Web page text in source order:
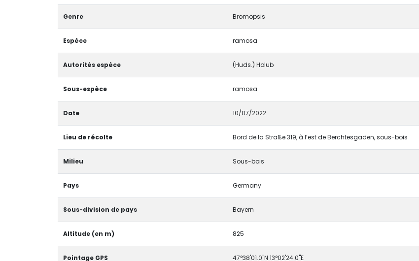
Genre Bromopsis
Espèce ramosa
Autorités espèce (Huds.) Holub
Sous-espèce ramosa
Date 10/07/2022
Lieu de récolte Bord de la Straße 319, à l’est de Berchtesgaden, sous-bois
Milieu Sous-bois
Pays Germany
Sous-division de pays Bayern
Altitude (en m) 825
Pointage GPS 47°38'01.0"N 13°02'24.0"E